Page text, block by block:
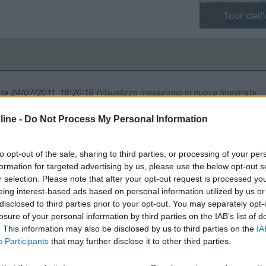
- Do Not Process My Personal Information
opt-out of the sale, sharing to third parties, or processing of your
for targeted advertising by us, please use the below opt-out
selection. Please note that after your opt-out request is processed
interest-based ads based on personal information utilized by us
to third parties prior to your opt-out. You may separately
of your personal information by third parties on the IAB’s list of
This information may also be disclosed by us to third parties on the
Participants that may further disclose it to other third parties.
Finlandia
24/07/2011 18:20:19 (Visualizza messaggio in nuova finestra)>
Devo dire 8 su tutto l'audio devi portartlo a 90 però è
PS 129 Euro Ciao
data 25/07/2011 11:01:45 (Visualizza messaggio in nuova
non è male ed in più consuma meno di 20W. Io lo uso